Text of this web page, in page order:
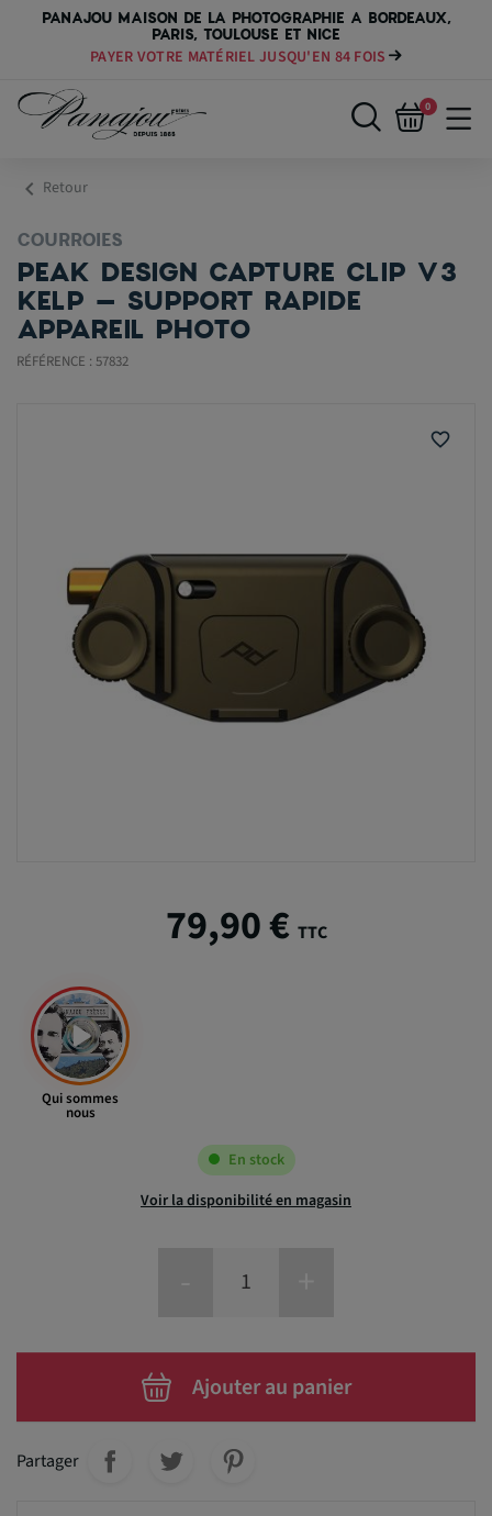
PANAJOU MAISON DE LA PHOTOGRAPHIE A BORDEAUX,
PARIS, TOULOUSE ET NICE
TOUTES LES PROMOTIONS EN COURS
0
chevron_left Retour
COURROIES
PEAK DESIGN CAPTURE CLIP V3
KELP – SUPPORT RAPIDE
APPAREIL PHOTO
RÉFÉRENCE : 57832
favorite_border
79,90 € TTC
Qui sommes
nous
En stock
Voir la disponibilité en magasin
Ajouter au panier
Partager